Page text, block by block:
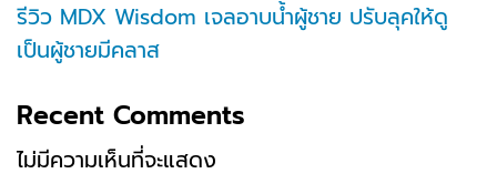
รีวิว MDX Wisdom เจลอาบน้ำผู้ชาย ปรับลุคให้ดู
เป็นผู้ชายมีคลาส
Recent Comments
ไม่มีความเห็นที่จะแสดง